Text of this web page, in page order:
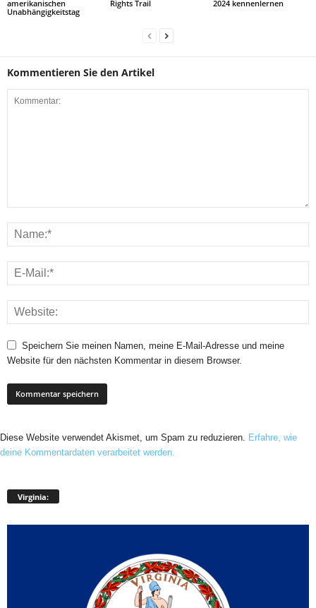
amerikanischen
Unabhängigkeitstag
Rights Trail 2024 kennenlernen
Kommentieren Sie den Artikel
Speichern Sie meinen Namen, meine E-Mail-Adresse und meine
Website für den nächsten Kommentar in diesem Browser.
Diese Website verwendet Akismet, um Spam zu reduzieren. Erfahre, wie
deine Kommentardaten verarbeitet werden.
Virginia: